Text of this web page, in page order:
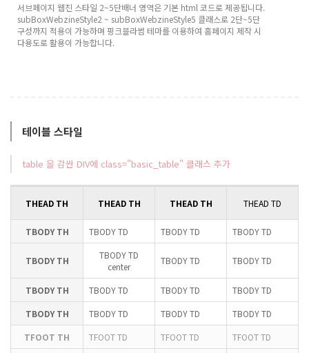
서브페이지 웹진 스타일 2~5단배너 영역은 기본 html 코드로 제공됩니다.
subBoxWebzineStyle2 ~ subBoxWebzineStyle5 클래스로 2단~5단
구성까지 적용이 가능하며 핑크블라썸 테마를 이용하여 홈페이지 제작 시
다용도로 활용이 가능합니다.
테이블 스타일
table 을 감싼 DIV에 class="basic_table" 클래스 추가
THEAD TH THEAD TH THEAD TH THEAD TD
TBODY TH TBODY TD TBODY TD TBODY TD
TBODY TH
TBODY TD
center
TBODY TD TBODY TD
TBODY TH TBODY TD TBODY TD
TBODY TD
TBODY TH
TBODY TD TBODY TD
TBODY TD
TFOOT TH
TFOOT TD TFOOT TD TFOOT TD